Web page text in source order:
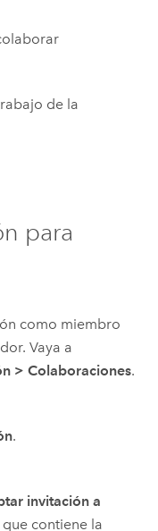
de la
para
como miembro
Vaya a
> Colaboraciones.
.
invitación a
contiene la